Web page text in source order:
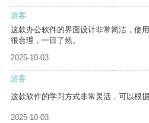
游客
这款办公软件的界面设计非常简洁，使
很合理，一目了然。
2025-10-03
游客
这款软件的学习方式非常灵活，可以根
2025-10-03